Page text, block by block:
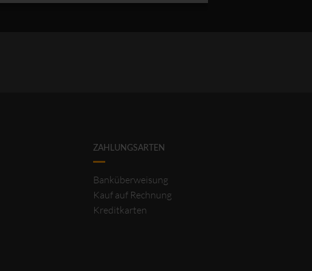
ZAHLUNGSARTEN
Banküberweisung
Kauf auf Rechnung
Kreditkarten